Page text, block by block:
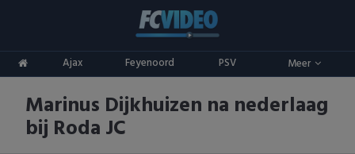
Ajax Feyenoord PSV Meer
ADO Den Haag
Ajax
AZ
Competities
Eredivisie
Keuken Kampioen Divisie
Oranje
Marinus Dijkhuizen na nederlaag
bij Roda JC